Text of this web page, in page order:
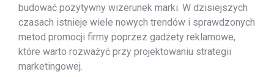
budować pozytywny wizerunek marki. W dzisiejszych
czasach istnieje wiele nowych trendów i sprawdzonych
metod promocji firmy poprzez gadżety reklamowe,
które warto rozważyć przy projektowaniu strategii
marketingowej.